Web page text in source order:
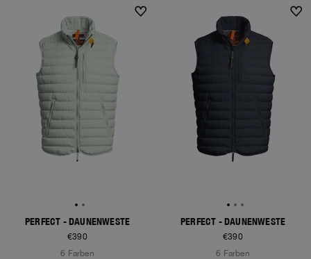
PERFECT - DAUNENWESTE
€390
6 Farben
PERFECT - DAUNENWESTE
€390
6 Farben